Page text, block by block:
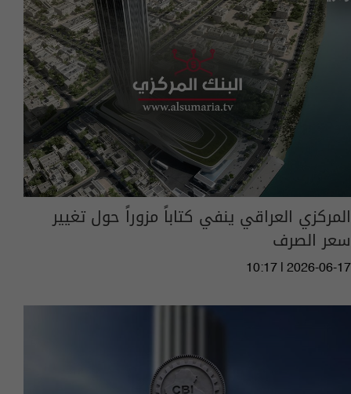
المركزي العراقي ينفي كتاباً مزوراً حول تغيير
سعر الصرف
10:17 | 2026-06-17